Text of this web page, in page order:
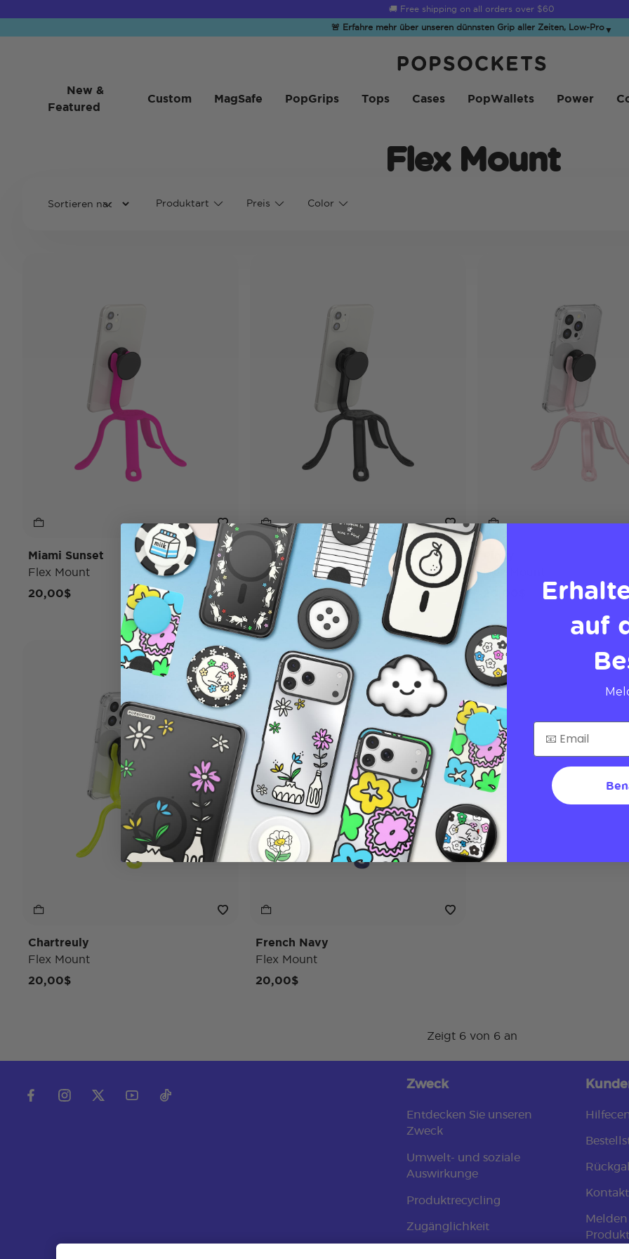
🚚 Free shipping on all orders over $60
🚨 Erfahre mehr über unseren dünnsten Grip aller Zeiten, Low-Pro▼
New &
Featured
Custom MagSafe PopGrips Tops Cases PopWallets Power
Flex Mount
Produktart Preis Color
Miami Sunset
Flex Mount
20,00$
Black
Flex Mount
20,00$
Pinky
Flex Mount
Chartreuly
Flex Mount
20,00$
French Navy
Flex Mount
20,00$
Zeigt 6 von 6 an
Zweck
Entdecken Sie unseren
Zweck
Umwelt- und soziale
Auswirkunge
Produktrecycling
Zugänglichkeit
Melden
Produkt
auf